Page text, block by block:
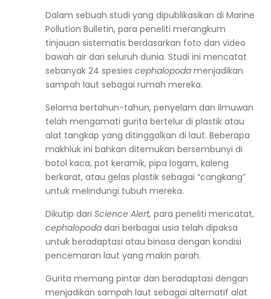
Dalam sebuah studi yang dipublikasikan di Marine
Pollution Bulletin, para peneliti merangkum
tinjauan sistematis berdasarkan foto dan video
bawah air dari seluruh dunia. Studi ini mencatat
sebanyak 24 spesies cephalopoda menjadikan
sampah laut sebagai rumah mereka.
Selama bertahun-tahun, penyelam dan ilmuwan
telah mengamati gurita bertelur di plastik atau
alat tangkap yang ditinggalkan di laut. Beberapa
makhluk ini bahkan ditemukan bersembunyi di
botol kaca, pot keramik, pipa logam, kaleng
berkarat, atau gelas plastik sebagai “cangkang”
untuk melindungi tubuh mereka.
Dikutip dari Science Alert, para peneliti mencatat,
cephalopoda dari berbagai usia telah dipaksa
untuk beradaptasi atau binasa dengan kondisi
pencemaran laut yang makin parah.
Gurita memang pintar dan beradaptasi dengan
menjadikan sampah laut sebagai alternatif alat